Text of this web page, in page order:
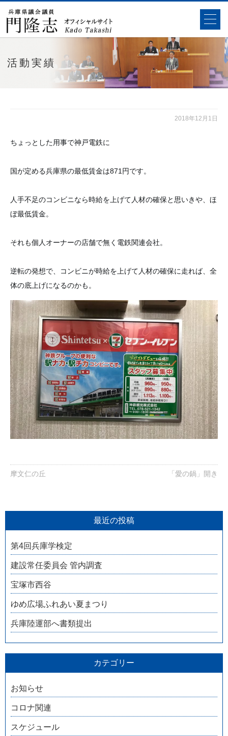
活動実績
2018年12月1日
ちょっとした用事で神戸電鉄に
国が定める兵庫県の最低賃金は871円です。
人手不足のコンビニなら時給を上げて人材の確保と思いきや、ほ
ぼ最低賃金。
それも個人オーナーの店舗で無く電鉄関連会社。
逆転の発想で、コンビニが時給を上げて人材の確保に走れば、全
体の底上げになるのかも。
摩文仁の丘 「愛の鍋」開き
最近の投稿
第4回兵庫学検定
建設常任委員会 管内調査
宝塚市西谷
ゆめ広場ふれあい夏まつり
兵庫陸運部へ書類提出
カテゴリー
お知らせ
コロナ関連
スケジュール